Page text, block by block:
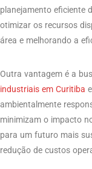
planejamento eficiente
otimizar os recursos
área e melhorando a
Outra vantagem é a
industriais em Curitiba
ambientalmente
minimizam o impacto
para um futuro mais
redução de custos